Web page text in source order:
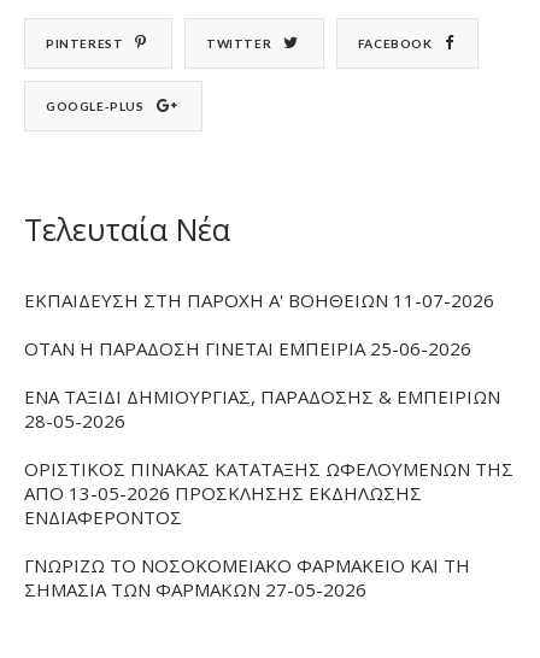
PINTEREST TWITTER FACEBOOK
GOOGLE-PLUS
Τελευταία Νέα
ΕΚΠΑΙΔΕΥΣΗ ΣΤΗ ΠΑΡΟΧΗ Α' ΒΟΗΘΕΙΩΝ 11-07-2026
ΟΤΑΝ Η ΠΑΡΑΔΟΣΗ ΓΙΝΕΤΑΙ ΕΜΠΕΙΡΙΑ 25-06-2026
ΕΝΑ ΤΑΞΙΔΙ ΔΗΜΙΟΥΡΓΙΑΣ, ΠΑΡΑΔΟΣΗΣ & ΕΜΠΕΙΡΙΩΝ
28-05-2026
ΟΡΙΣΤΙΚΟΣ ΠΙΝΑΚΑΣ ΚΑΤΑΤΑΞΗΣ ΩΦΕΛΟΥΜΕΝΩΝ ΤΗΣ
ΑΠΟ 13-05-2026 ΠΡΟΣΚΛΗΣΗΣ ΕΚΔΗΛΩΣΗΣ
ΕΝΔΙΑΦΕΡΟΝΤΟΣ
ΓΝΩΡΙΖΩ ΤΟ ΝΟΣΟΚΟΜΕΙΑΚΟ ΦΑΡΜΑΚΕΙΟ ΚΑΙ ΤΗ
ΣΗΜΑΣΙΑ ΤΩΝ ΦΑΡΜΑΚΩΝ 27-05-2026